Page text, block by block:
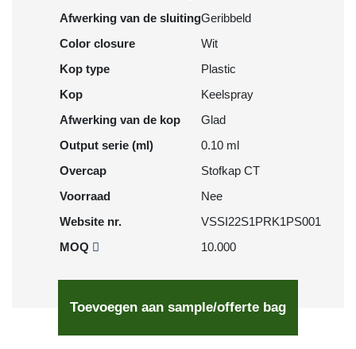
Afwerking van de sluitingGeribbeld
Color closure
Wit
Kop type
Plastic
Kop
Keelspray
Afwerking van de kop
Glad
Output serie (ml)
0.10 ml
Overcap
Stofkap CT
Voorraad
Nee
Website nr.
VSSI22S1PRK1PS001
MOQ
10.000
Toevoegen aan sample/offerte bag